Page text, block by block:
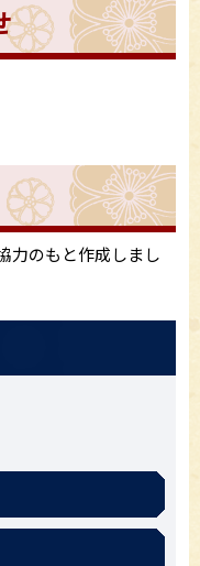
力のもと作成しまし